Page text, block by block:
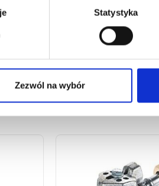
Statystyka
Zezwól na wybór
20104 ZOBACZ